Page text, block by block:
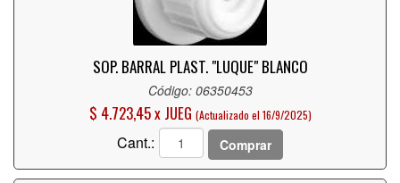
SOP. BARRAL PLAST. "LUQUE" BLANCO
Código: 06350453
$ 4.723,45 x JUEG (Actualizado el 16/9/2025)
Cant.: Comprar